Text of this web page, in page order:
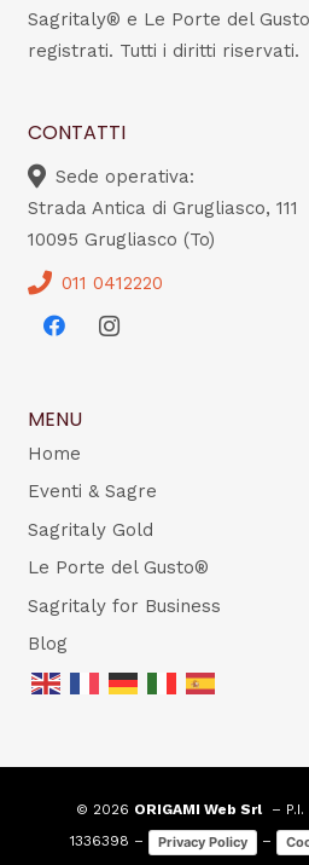
Sagritaly® e Le Porte del
registrati. Tutti i diritti riservati.
CONTATTI
Sede operativa:
Strada Antica di Grugliasco, 111
10095 Grugliasco (To)
011 0412220
MENU
Home
Eventi & Sagre
Sagritaly Gold
Le Porte del Gusto®
Sagritaly for Business
Blog
© 2026 ORIGAMI Web Srl– P.I.
1336398 –
Privacy Policy –